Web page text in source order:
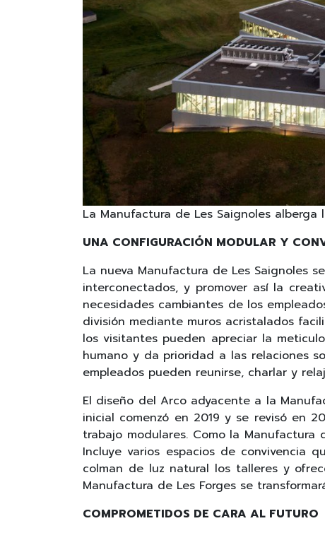
La Manufactura de Les Saignoles
UNA CONFIGURACIÓN MODULAR Y
La nueva Manufactura de Les Saignoles
interconectados, y promover así la
necesidades cambiantes de los
división mediante muros acristalados
los visitantes pueden apreciar la
humano y da prioridad a las relaciones
empleados pueden reunirse, charlar y
El diseño del Arco adyacente a la
inicial comenzó en 2019 y se revisó en
trabajo modulares. Como la
Incluye varios espacios de convivencia
colman de luz natural los talleres y
Manufactura de Les Forges se
COMPROMETIDOS DE CARA AL FUTURO